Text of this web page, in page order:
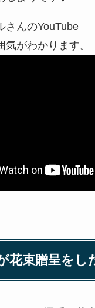
さんのYouTube
がわかります。
花束贈呈をし